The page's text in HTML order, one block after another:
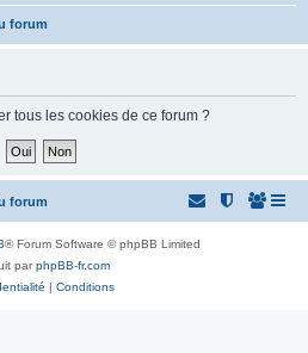
forum
tous les cookies de ce forum ?
forum
® Forum Software © phpBB Limited
parphpBB-fr.com
| Conditions